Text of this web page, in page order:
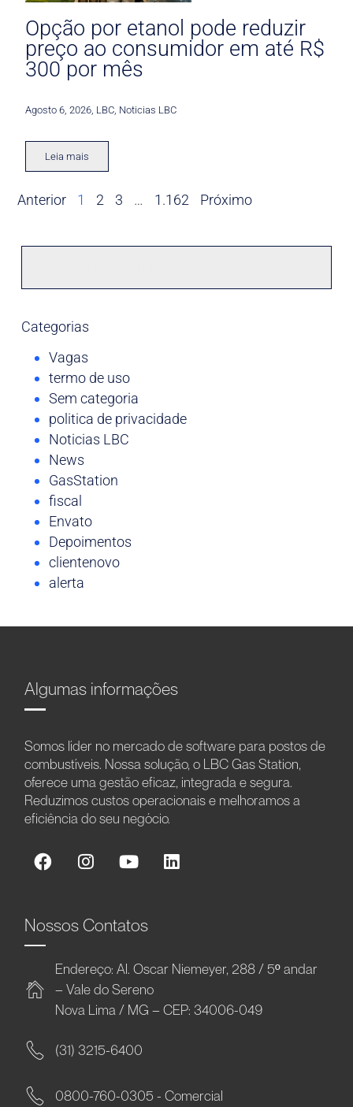
Opção por etanol pode reduzir
preço ao consumidor em até R$
300 por mês
Agosto 6, 2026 LBC Noticias LBC
Leia mais
Anterior 1 2 3 … 1.162 Próximo
Categorias
Vagas
termo de uso
Sem categoria
politica de privacidade
Noticias LBC
News
GasStation
fiscal
Envato
Depoimentos
clientenovo
alerta
Algumas informações
Somos líder no mercado de software para postos de
combustíveis. Nossa solução, o LBC Gas Station,
oferece uma gestão eficaz, integrada e segura.
Reduzimos custos operacionais e melhoramos a
eficiência do seu negócio.
Nossos Contatos
Endereço: Al. Oscar Niemeyer, 288 / 5º andar
– Vale do Sereno
Nova Lima / MG – CEP: 34006-049
(31) 3215-6400
0800-760-0305 - Comercial